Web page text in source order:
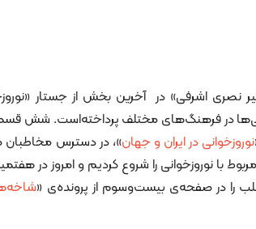
نصری اشرفی» در آخرین بخش از جستار
در فرهنگ‌های مختلف پرداخته‌است. شش
نوروزخوانی در ایران و جهان»، در دسترس مخاطبان
با نوروزخوانی را شروع کردیم و امروز در
را در صفحه‌ی بیست‌وسوم از پرونده‌ی «